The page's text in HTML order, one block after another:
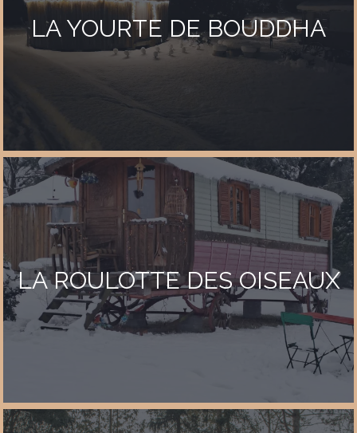
LA YOURTE DE BOUDDHA
LA ROULOTTE DES OISEAUX